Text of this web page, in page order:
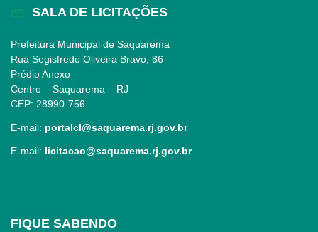
SALA DE LICITAÇÕES
Prefeitura Municipal de Saquarema
Rua Segisfredo Oliveira Bravo, 86
Prédio Anexo
Centro – Saquarema – RJ
CEP: 28990-756
E-mail: portalcl@saquarema.rj.gov.br
E-mail: licitacao@saquarema.rj.gov.br
FIQUE SABENDO